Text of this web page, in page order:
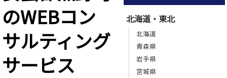
のWEBコン
サルティング
サービス
北海道・東北
北海道
青森県
岩手県
宮城県